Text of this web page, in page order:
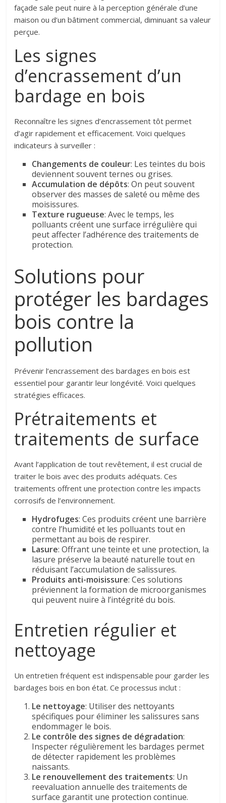
façade sale peut nuire à la perception générale d’une
maison ou d’un bâtiment commercial, diminuant sa valeur
perçue.
Les signes
d’encrassement d’un
bardage en bois
Reconnaître les signes d’encrassement tôt permet
d’agir rapidement et efficacement. Voici quelques
indicateurs à surveiller :
Changements de couleur: Les teintes du bois
deviennent souvent ternes ou grises.
Accumulation de dépôts: On peut souvent
observer des masses de saleté ou même des
moisissures.
Texture rugueuse: Avec le temps, les
polluants créent une surface irrégulière qui
peut affecter l’adhérence des traitements de
protection.
Solutions pour
protéger les bardages
bois contre la
pollution
Prévenir l’encrassement des bardages en bois est
essentiel pour garantir leur longévité. Voici quelques
stratégies efficaces.
Prétraitements et
traitements de surface
Avant l’application de tout revêtement, il est crucial de
traiter le bois avec des produits adéquats. Ces
traitements offrent une protection contre les impacts
corrosifs de l’environnement.
Hydrofuges: Ces produits créent une barrière
contre l’humidité et les polluants tout en
permettant au bois de respirer.
Lasure: Offrant une teinte et une protection, la
lasure préserve la beauté naturelle tout en
réduisant l’accumulation de salissures.
Produits anti-moisissure: Ces solutions
préviennent la formation de microorganismes
qui peuvent nuire à l’intégrité du bois.
Entretien régulier et
nettoyage
Un entretien fréquent est indispensable pour garder les
bardages bois en bon état. Ce processus inclut :
Le nettoyage: Utiliser des nettoyants
spécifiques pour éliminer les salissures sans
endommager le bois.
Le contrôle des signes de dégradation:
Inspecter régulièrement les bardages permet
de détecter rapidement les problèmes
naissants.
Le renouvellement des traitements: Un
reevaluation annuelle des traitements de
surface garantit une protection continue.